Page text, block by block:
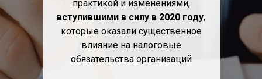
практикой и изменениями,
вступившими в силу в 2020 году,
которые оказали существенное
влияние на налоговые
обязательства организаций